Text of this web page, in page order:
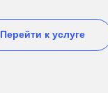
Перейти к услуге